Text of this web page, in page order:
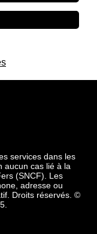
services dans les
aucun cas lié à la
(SNCF). Les
adresse ou
Droits réservés. ©